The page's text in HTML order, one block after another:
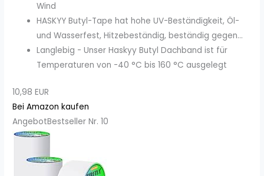
Wind
HASKYY Butyl-Tape hat hohe UV-Beständigkeit, Öl-
und Wasserfest, Hitzebeständig, beständig gegen...
Langlebig - Unser Haskyy Butyl Dachband ist für
Temperaturen von -40 °C bis 160 °C ausgelegt
10,98 EUR
Bei Amazon kaufen
AngebotBestseller Nr. 10